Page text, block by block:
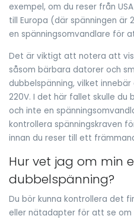
exempel, om du reser från
till Europa (där spänningen är
en spänningsomvandlare för
Det är viktigt att notera att
såsom bärbara datorer och
dubbelspänning, vilket
220V. I det här fallet skulle
och inte en
kontrollera spänningskraven
innan du reser till ett
Hur vet jag om min
dubbelspänning?
Du bör kunna kontrollera det
eller nätadapter för att se om